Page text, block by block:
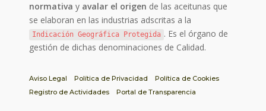
normativa y avalar el origen de las aceitunas que
se elaboran en las industrias adscritas a la
Indicación Geográfica Protegida . Es el órgano de
gestión de dichas denominaciones de Calidad.
Aviso Legal Política de Privacidad
Política de Cookies
Registro de Actividades
Portal de Transparencia